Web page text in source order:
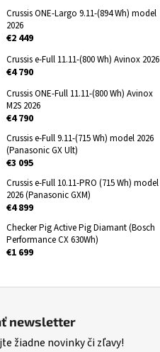
Crussis ONE-Largo 9.11-(894 Wh) model
2026
€2 449
Crussis e-Full 11.11-(800 Wh) Avinox 2026
€4 790
Crussis ONE-Full 11.11-(800 Wh) Avinox
M2S 2026
€4 790
Crussis e-Full 9.11-(715 Wh) model 2026
(Panasonic GX Ult)
€3 095
Crussis e-Full 10.11-PRO (715 Wh) model
2026 (Panasonic GXM)
€4 899
Checker Pig Active Pig Diamant (Bosch
Performance CX 630Wh)
€1 699
newsletter
žiadne novinky či zľavy!